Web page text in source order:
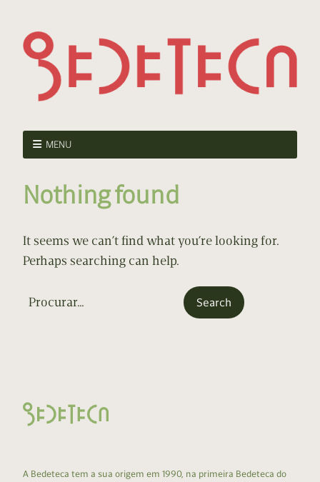
MENU
Nothing found
It seems we can’t find what you’re looking for.
Perhaps searching can help.
A Bedeteca tem a sua origem em 1990, na primeira Bedeteca do